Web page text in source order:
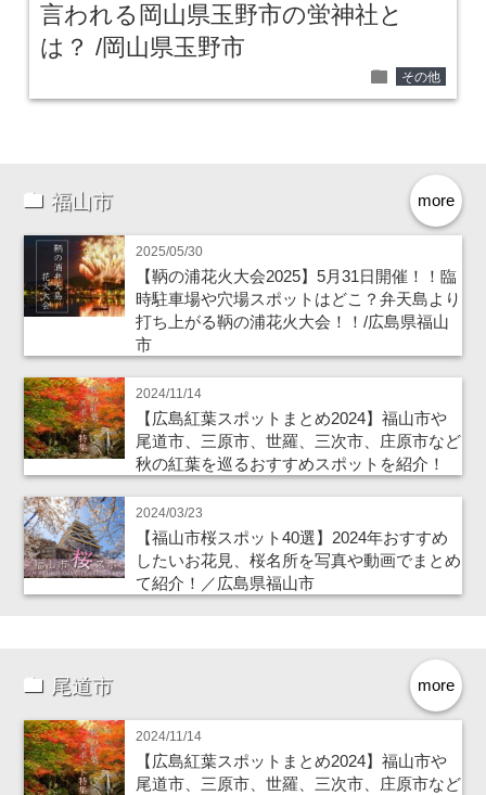
言われる岡山県玉野市の蛍神社と
は？ /岡山県玉野市
folder その他
more
福山市
2025/05/30
【鞆の浦花火大会2025】5月31日開催！！臨
時駐車場や穴場スポットはどこ？弁天島より
打ち上がる鞆の浦花火大会！！/広島県福山
市
2024/11/14
【広島紅葉スポットまとめ2024】福山市や
尾道市、三原市、世羅、三次市、庄原市など
秋の紅葉を巡るおすすめスポットを紹介！
2024/03/23
【福山市桜スポット40選】2024年おすすめ
したいお花見、桜名所を写真や動画でまとめ
て紹介！／広島県福山市
more
尾道市
2024/11/14
【広島紅葉スポットまとめ2024】福山市や
尾道市、三原市、世羅、三次市、庄原市など